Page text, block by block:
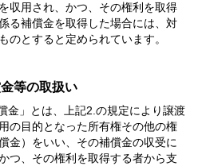
収用され、かつ、その権利を取得
る補償金を取得した場合には、対
のとすると定められています。
等の取扱い
」とは、上記2.の規定により譲渡
の目的となった所有権その他の権
金）をいい、その補償金の収受に
つ、その権利を取得する者から支